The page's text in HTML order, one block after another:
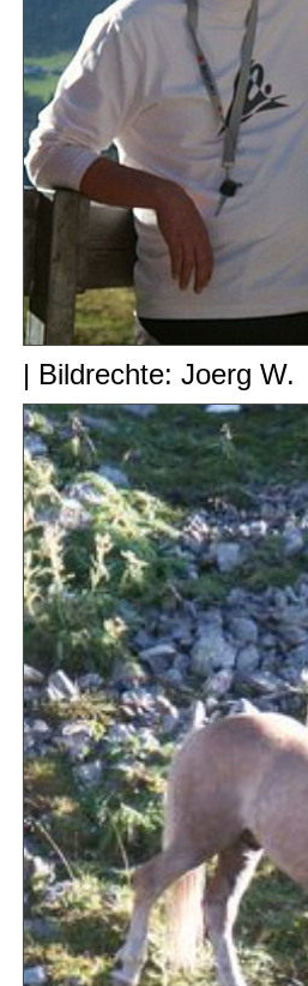
| Bildrechte: Joerg W.